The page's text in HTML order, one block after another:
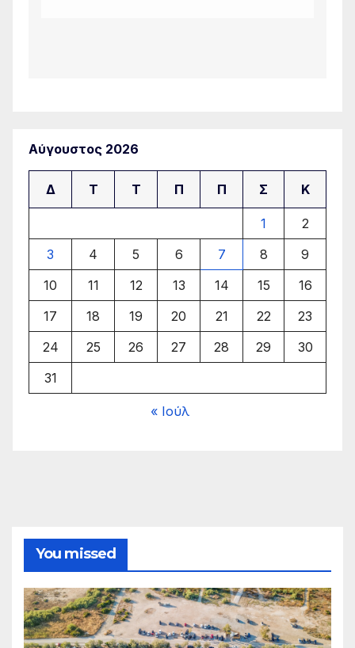
Αύγουστος 2026
Δ Τ Τ Π Π Σ Κ
1
2
3
4 5 6 7 8
9
10
11 12 13 14 15
16
17
18 19 20 21 22
23
24
25 26 27 28 29
30
31
« Ιούλ
You missed